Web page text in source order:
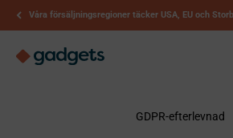
Hoppa till innehållet
Våra försäljningsregioner täcker USA, EU och
Kerry-prylar
GDPR-efterlevnad